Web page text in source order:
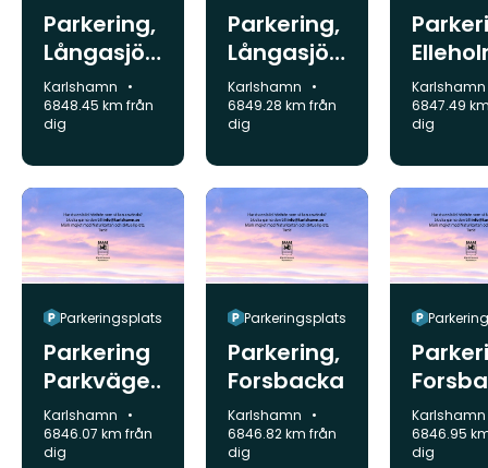
Parkering,
Långasjön
äs
Kommun:
Karlshamn
6848.45 km från
dig
Parkering,
Långasjön
äs
Kommun:
Karlshamn
6849.28 km från
dig
Kommun:
Karlshamn
6847.49
dig
Parkeringsplats
Parkering
Parkväge
n, Mörrum
Kommun:
Karlshamn
6846.07 km från
dig
Parkeringsplats
Parkering,
Forsbacka
Kommun:
Karlshamn
6846.82 km från
dig
Kommun:
Karlshamn
6846.95
dig